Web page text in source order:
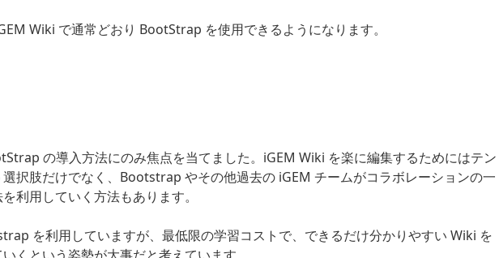
Wiki で通常どおり BootStrap を使用できるようになります。
の導入方法にのみ焦点を当てました。iGEM Wiki を楽に編集するためにはテン
択肢だけでなく、Bootstrap やその他過去の iGEM チームがコラボレーションの一
利用していく方法もあります。
を利用していますが、最低限の学習コストで、できるだけ分かりやすい Wiki を
くという姿勢が大事だと考えています。